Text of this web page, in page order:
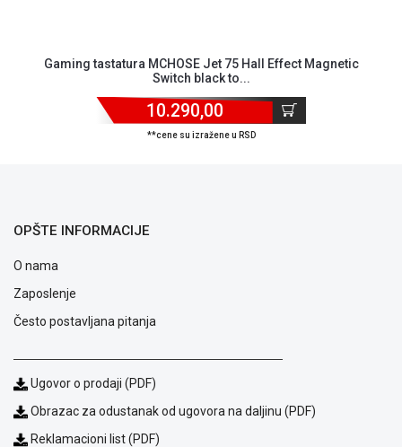
Opšti
Politika
Politika
o
kolačićima
Provera
OUTLET
Kontakt
KREDIT
Gaming tastatura MCHOSE Jet 75 Hall Effect Magnetic
Switch black to...
10.290,00
**cene su izražene u RSD
OPŠTE INFORMACIJE
O nama
Zaposlenje
Često postavljana pitanja
Ugovor o prodaji (PDF)
Obrazac za odustanak od ugovora na daljinu (PDF)
Reklamacioni list (PDF)